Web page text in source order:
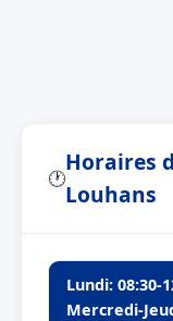
🕐
Horaires
Louhans
Lundi: 08:30-
Mercredi-